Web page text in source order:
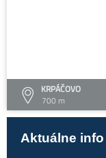
KRPÁČOVO
700 m
Aktuálne info